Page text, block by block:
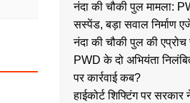
नंदा की चौकी पुल मामला:
सस्पेंड, बड़ा सवाल निर्माण
नंदा की चौकी पुल की एप्रोच
PWD के दो अभियंता
पर कार्रवाई कब?
हाईकोर्ट शिफ्टिंग पर